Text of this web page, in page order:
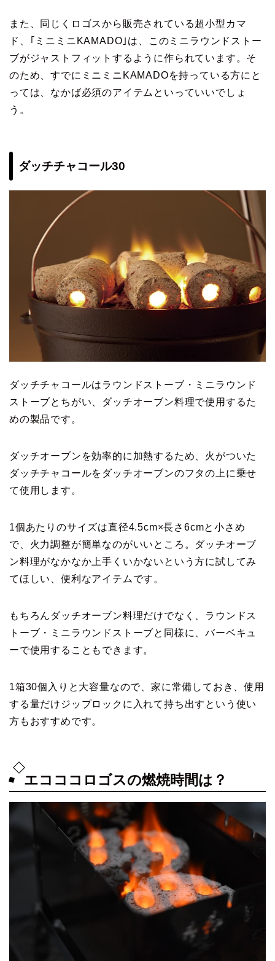
また、同じくロゴスから販売されている超小型カマ
ド、｢ミニミニKAMADO｣は、このミニラウンドストー
ブがジャストフィットするように作られています。そ
のため、すでにミニミニKAMADOを持っている方にと
っては、なかば必須のアイテムといっていいでしょ
う。
ダッチチャコール30
ダッチチャコールはラウンドストーブ・ミニラウンド
ストーブとちがい、ダッチオーブン料理で使用するた
めの製品です。
ダッチオーブンを効率的に加熱するため、火がついた
ダッチチャコールをダッチオーブンのフタの上に乗せ
て使用します。
1個あたりのサイズは直径4.5cm×長さ6cmと小さめ
で、火力調整が簡単なのがいいところ。ダッチオーブ
ン料理がなかなか上手くいかないという方に試してみ
てほしい、便利なアイテムです。
もちろんダッチオーブン料理だけでなく、ラウンドス
トーブ・ミニラウンドストーブと同様に、バーベキュ
ーで使用することもできます。
1箱30個入りと大容量なので、家に常備しておき、使用
する量だけジップロックに入れて持ち出すという使い
方もおすすめです。
エコココロゴスの燃焼時間は？